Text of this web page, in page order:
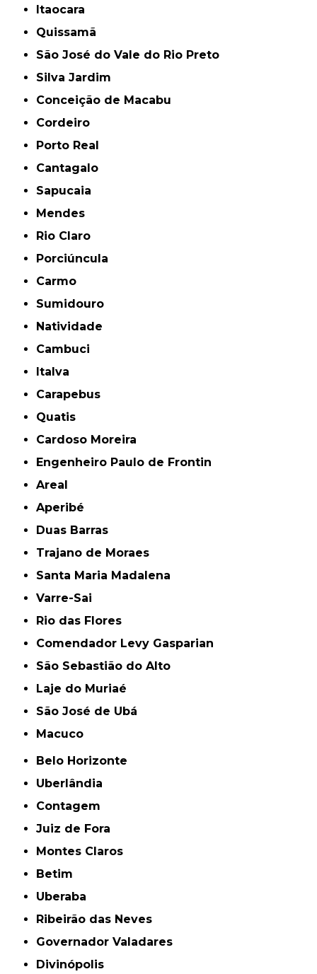
Itaocara
Quissamã
São José do Vale do Rio Preto
Silva Jardim
Conceição de Macabu
Cordeiro
Porto Real
Cantagalo
Sapucaia
Mendes
Rio Claro
Porciúncula
Carmo
Sumidouro
Natividade
Cambuci
Italva
Carapebus
Quatis
Cardoso Moreira
Engenheiro Paulo de Frontin
Areal
Aperibé
Duas Barras
Trajano de Moraes
Santa Maria Madalena
Varre-Sai
Rio das Flores
Comendador Levy Gasparian
São Sebastião do Alto
Laje do Muriaé
São José de Ubá
Macuco
Belo Horizonte
Uberlândia
Contagem
Juiz de Fora
Montes Claros
Betim
Uberaba
Ribeirão das Neves
Governador Valadares
Divinópolis